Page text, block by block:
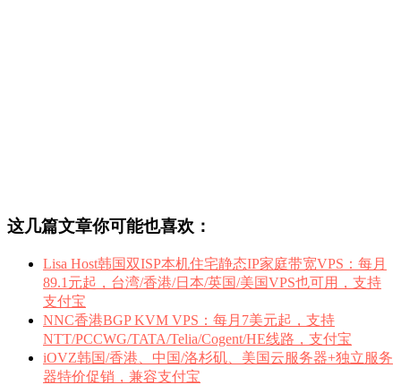
这几篇文章你可能也喜欢：
Lisa Host韩国双ISP本机住宅静态IP家庭带宽VPS：每月
89.1元起，台湾/香港/日本/英国/美国VPS也可用，支持
支付宝
NNC香港BGP KVM VPS：每月7美元起，支持
NTT/PCCWG/TATA/Telia/Cogent/HE线路，支付宝
iOVZ韩国/香港、中国/洛杉矶、美国云服务器+独立服务
器特价促销，兼容支付宝